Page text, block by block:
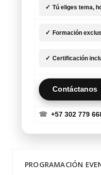
✓ Tú eliges tema,
✓ Formación
✓ Certificación
Contáctanos
☎ +57 302 779
PROGRAMACIÓN